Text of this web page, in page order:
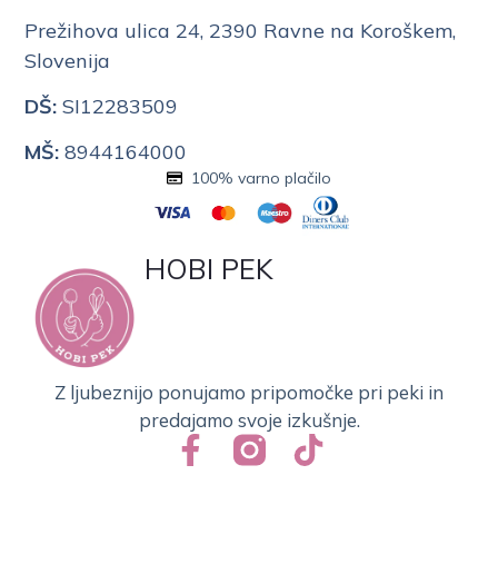
Prežihova ulica 24, 2390 Ravne na Koroškem,
Slovenija
DŠ: SI12283509
MŠ: 8944164000
HOBI PEK
Z ljubeznijo ponujamo pripomočke pri peki in
predajamo svoje izkušnje.
100% varno plačilo